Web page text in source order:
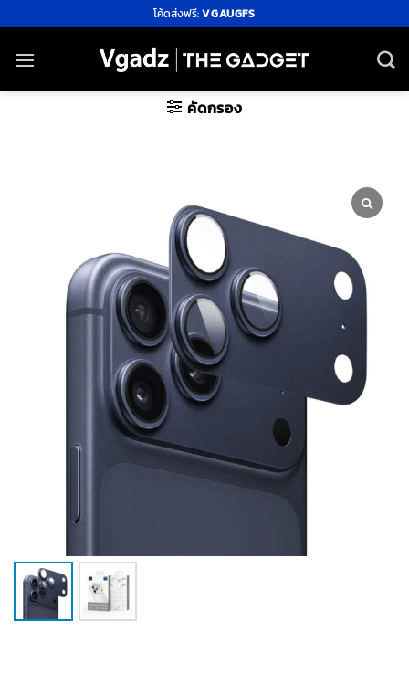
ไป
ยัง
โค้ดส่งฟรี:VGAUGFS
คัดกรอง